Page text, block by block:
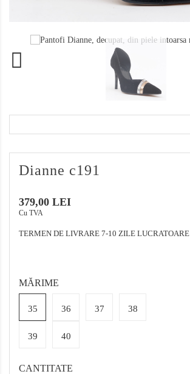
Dianne c191
379,00 LEI
Cu TVA
TERMEN DE LIVRARE 7-10 ZILE LUCRATOARE
MĂRIME
35 36 37 38
39 40
CANTITATE